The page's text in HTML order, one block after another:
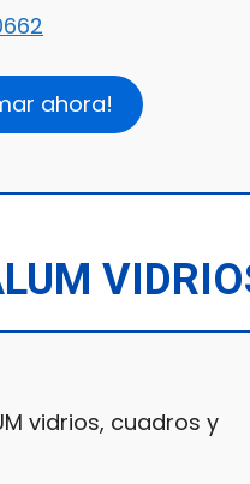
ahora!
vidrios, cuadros y